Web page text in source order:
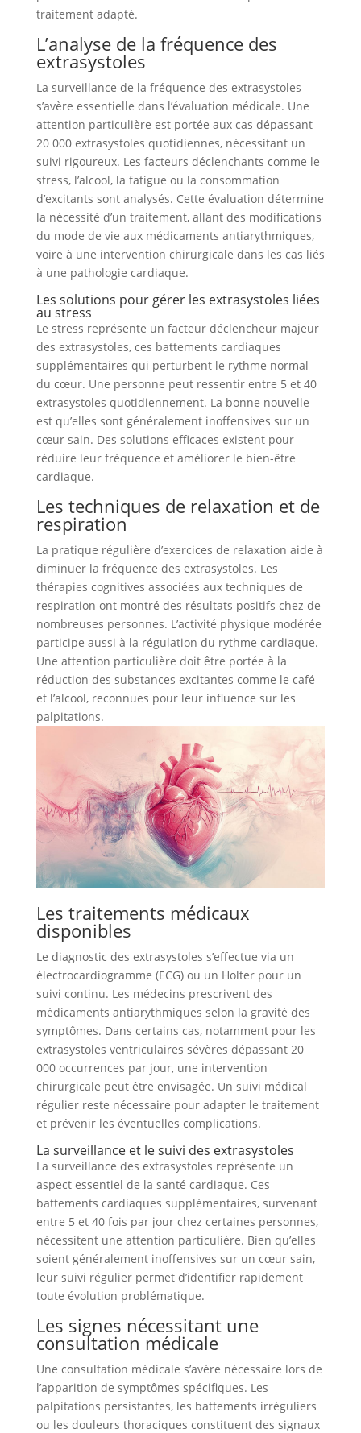
traitement adapté.
L’analyse de la fréquence des
extrasystoles
La surveillance de la fréquence des extrasystoles
s’avère essentielle dans l’évaluation médicale. Une
attention particulière est portée aux cas dépassant
20 000 extrasystoles quotidiennes, nécessitant un
suivi rigoureux. Les facteurs déclenchants comme le
stress, l’alcool, la fatigue ou la consommation
d’excitants sont analysés. Cette évaluation détermine
la nécessité d’un traitement, allant des modifications
du mode de vie aux médicaments antiarythmiques,
voire à une intervention chirurgicale dans les cas liés
à une pathologie cardiaque.
Les solutions pour gérer les extrasystoles liées
au stress
Le stress représente un facteur déclencheur majeur
des extrasystoles, ces battements cardiaques
supplémentaires qui perturbent le rythme normal
du cœur. Une personne peut ressentir entre 5 et 40
extrasystoles quotidiennement. La bonne nouvelle
est qu’elles sont généralement inoffensives sur un
cœur sain. Des solutions efficaces existent pour
réduire leur fréquence et améliorer le bien-être
cardiaque.
Les techniques de relaxation et de
respiration
La pratique régulière d’exercices de relaxation aide à
diminuer la fréquence des extrasystoles. Les
thérapies cognitives associées aux techniques de
respiration ont montré des résultats positifs chez de
nombreuses personnes. L’activité physique modérée
participe aussi à la régulation du rythme cardiaque.
Une attention particulière doit être portée à la
réduction des substances excitantes comme le café
et l’alcool, reconnues pour leur influence sur les
palpitations.
Les traitements médicaux
disponibles
Le diagnostic des extrasystoles s’effectue via un
électrocardiogramme (ECG) ou un Holter pour un
suivi continu. Les médecins prescrivent des
médicaments antiarythmiques selon la gravité des
symptômes. Dans certains cas, notamment pour les
extrasystoles ventriculaires sévères dépassant 20
000 occurrences par jour, une intervention
chirurgicale peut être envisagée. Un suivi médical
régulier reste nécessaire pour adapter le traitement
et prévenir les éventuelles complications.
La surveillance et le suivi des extrasystoles
La surveillance des extrasystoles représente un
aspect essentiel de la santé cardiaque. Ces
battements cardiaques supplémentaires, survenant
entre 5 et 40 fois par jour chez certaines personnes,
nécessitent une attention particulière. Bien qu’elles
soient généralement inoffensives sur un cœur sain,
leur suivi régulier permet d’identifier rapidement
toute évolution problématique.
Les signes nécessitant une
consultation médicale
Une consultation médicale s’avère nécessaire lors de
l’apparition de symptômes spécifiques. Les
palpitations persistantes, les battements irréguliers
ou les douleurs thoraciques constituent des signaux